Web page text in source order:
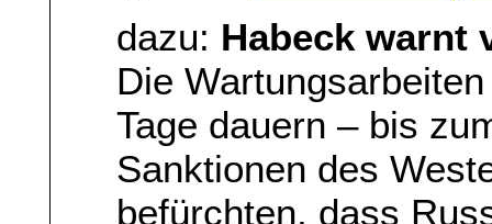
dazu: Habeck warnt
Die
Tage dauern – bis
Sanktionen des
befürchten, dass